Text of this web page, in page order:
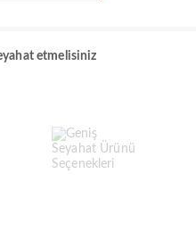
etmelisiniz